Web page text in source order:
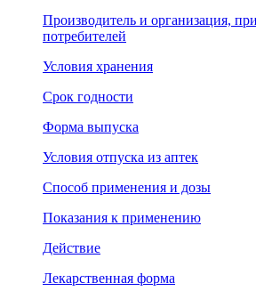
Производитель и организация,
потребителей
Условия хранения
Срок годности
Форма выпуска
Условия отпуска из аптек
Способ применения и дозы
Показания к применению
Действие
Лекарственная форма